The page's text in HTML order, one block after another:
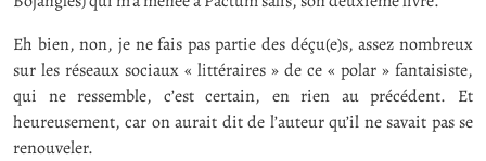
Eh bien, non, je ne fais pas partie des déçu(e)s, assez nombreux
sur les réseaux sociaux « littéraires » de ce « polar » fantaisiste,
qui ne ressemble, c’est certain, en rien au précédent. Et
heureusement, car on aurait dit de l’auteur qu’il ne savait pas se
renouveler.